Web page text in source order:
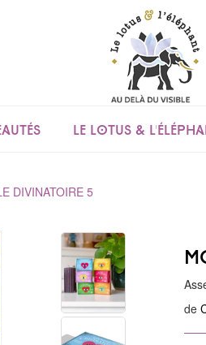
Le lotus &
DIVINATOIRE 5
de